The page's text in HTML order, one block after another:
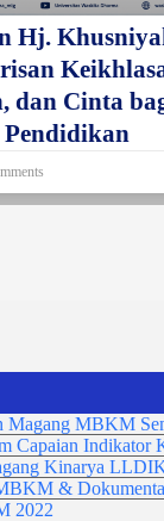
Hj.
dan Cinta
Magang MBKM
Capaian Indikator
Kinarya
&
2022